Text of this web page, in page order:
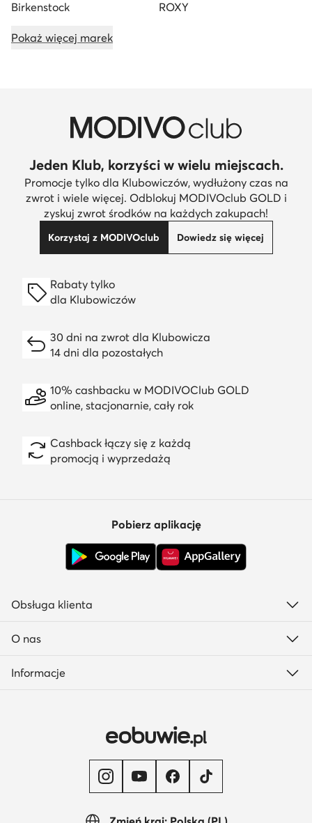
Birkenstock ROXY
Pokaż więcej marek
Jeden Klub, korzyści w wielu miejscach.
Promocje tylko dla Klubowiczów, wydłużony czas na
zwrot i wiele więcej. Odblokuj MODIVOclub GOLD i
zyskuj zwrot środków na każdych zakupach!
Korzystaj z MODIVOclub Dowiedz się więcej
Rabaty tylko
dla Klubowiczów
30 dni na zwrot dla Klubowicza
14 dni dla pozostałych
10% cashbacku w MODIVOClub GOLD
online, stacjonarnie, cały rok
Cashback łączy się z każdą
promocją i wyprzedażą
Pobierz aplikację
Obsługa klienta
O nas
Informacje